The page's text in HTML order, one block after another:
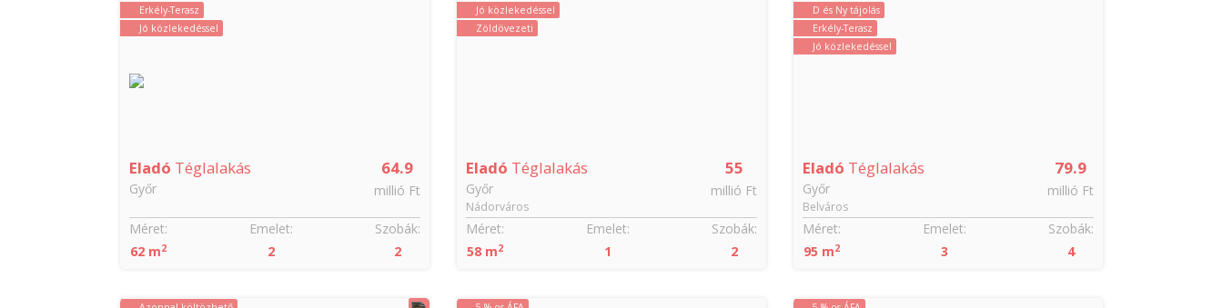
Erkély-Terasz
Jó közlekedéssel
64.9
millió Ft
Eladó Téglalakás
Győr
Szobák:
2
Méret:
62 m2
Emelet:
2
Jó közlekedéssel
Zöldövezeti
55
millió Ft
Eladó Téglalakás
Győr
Nádorváros
Szobák:
2
Méret:
58 m2
Emelet:
1
D és Ny tájolás
Erkély-Terasz
Jó közlekedéssel
79.9
millió Ft
Eladó Téglalakás
Győr
Belváros
Szobák:
4
Méret:
95 m2
Emelet:
3